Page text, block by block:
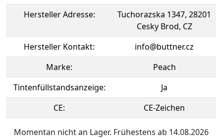
Hersteller Adresse:
Tuchorazska 1347, 28201
Cesky Brod, CZ
Hersteller Kontakt:
info@buttner.cz
Marke:
Peach
Tintenfüllstandsanzeige:
Ja
CE:
CE-Zeichen
Momentan nicht an Lager. Frühestens ab 14.08.2026